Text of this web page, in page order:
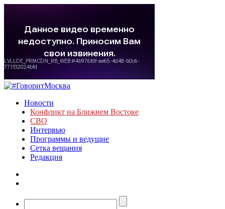
Новости
Конфликт на Ближнем Востоке
СВО
Интервью
Программы и ведущие
Сетка вещания
Редакция